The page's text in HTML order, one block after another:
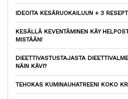
IDEOITA KESÄRUOKAILUUN + 3
KESÄLLÄ KEVENTÄMINEN KÄY
MISTÄÄN!
DIEETTIVASTUSTAJASTA
NÄIN KÄVI?
TEHOKAS KUMINAUHATREENI KOKO